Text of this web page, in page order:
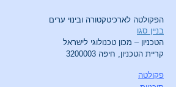
הפקולטה לארכיטקטורה ובינוי ערים
בניין סגו
הטכניון – מכון טכנולוגי לישראל
קריית הטכניון, חיפה 3200003
פקולטה